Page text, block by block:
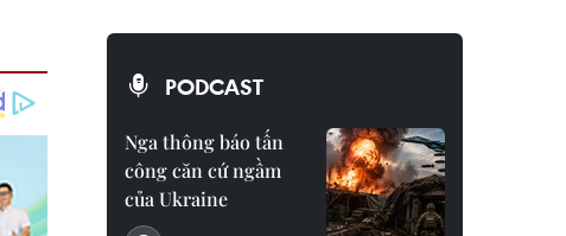
PODCAST
Nga thông báo tấn
công căn cứ ngầm
của Ukraine